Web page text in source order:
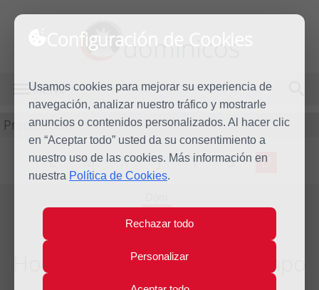
Configuración de Cookies
Usamos cookies para mejorar su experiencia de
navegación, analizar nuestro tráfico y mostrarle
anuncios o contenidos personalizados. Al hacer clic
en “Aceptar todo” usted da su consentimiento a
nuestro uso de las cookies. Más información en
nuestra Política de Cookies.
Rechazar todo
Personalizar
dominicos
MENÚ
Predicación
L M X J V S D
9
Feb
Homilía V Domingo del tiempo